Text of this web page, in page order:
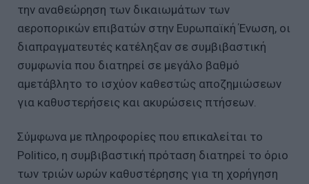
την αναθεώρηση των δικαιωμάτων των
αεροπορικών επιβατών στην Ευρωπαϊκή Ένωση, οι
διαπραγματευτές κατέληξαν σε συμβιβαστική
συμφωνία που διατηρεί σε μεγάλο βαθμό
αμετάβλητο το ισχύον καθεστώς αποζημιώσεων
για καθυστερήσεις και ακυρώσεις πτήσεων.
Σύμφωνα με πληροφορίες που επικαλείται το
Politico, η συμβιβαστική πρόταση διατηρεί το όριο
των τριών ωρών καθυστέρησης για τη χορήγηση